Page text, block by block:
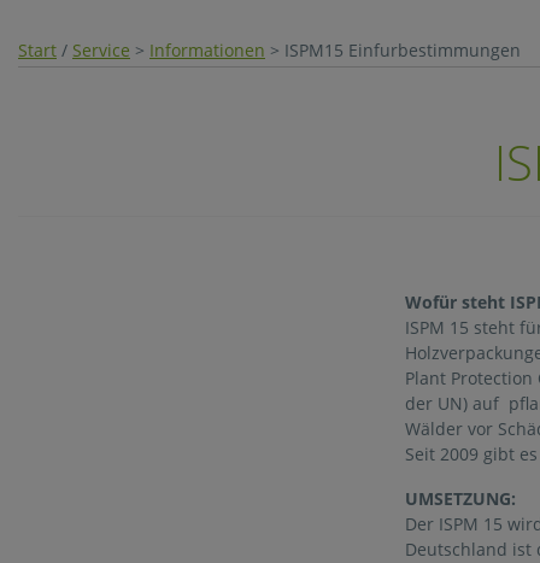
Start / Service > Informationen > ISPM15 Einfurbestimmungen
Wofür steht
ISPM 15 steht
Plant
der UN) auf
Wälder vor
Seit 2009 gibt
UMSETZUNG:
Der ISPM 15
Deutschland ist